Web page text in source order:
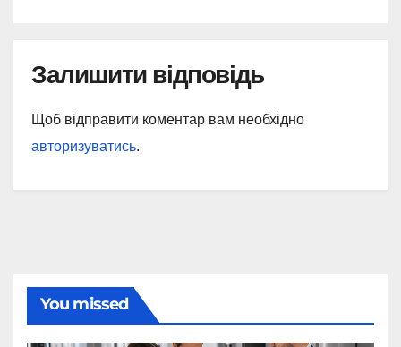
Залишити відповідь
Щоб відправити коментар вам необхідно
авторизуватись.
You missed